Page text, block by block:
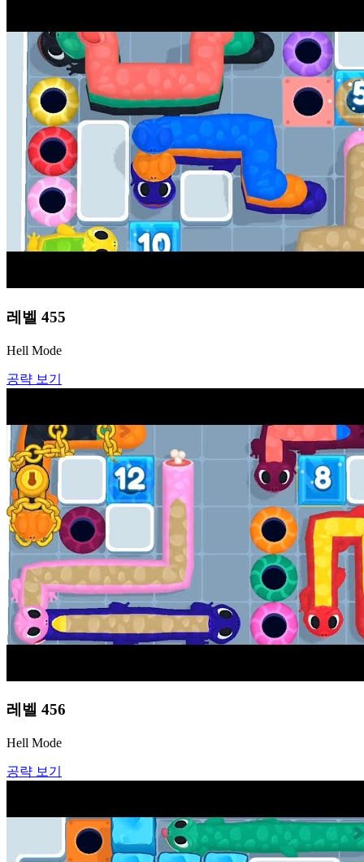
레벨 455
Hell Mode
공략 보기
레벨 456
Hell Mode
공략 보기